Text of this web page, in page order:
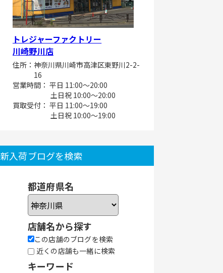
トレジャーファクトリー
川崎野川店
住所：神奈川県川崎市高津区東野川2-2-
16
営業時間： 平日 11:00～20:00
土日祝 10:00～20:00
買取受付： 平日 11:00～19:00
土日祝 10:00～19:00
新入荷ブログを検索
都道府県名
店舗名から探す
この店舗のブログを検索
近くの店舗も一緒に検索
キーワード